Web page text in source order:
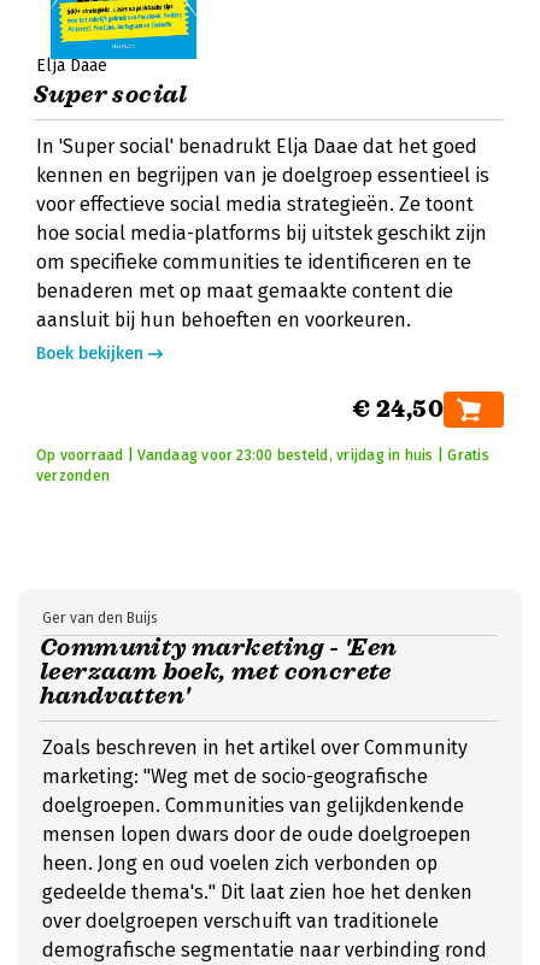
Elja Daae
Super social
In 'Super social' benadrukt Elja Daae dat het goed
kennen en begrijpen van je doelgroep essentieel is
voor effectieve social media strategieën. Ze toont
hoe social media-platforms bij uitstek geschikt zijn
om specifieke communities te identificeren en te
benaderen met op maat gemaakte content die
aansluit bij hun behoeften en voorkeuren.
Boek bekijken
€ 24,50
Op voorraad | Vandaag voor 23:00 besteld, vrijdag in huis | Gratis
verzonden
Community marketing - 'Een
leerzaam boek, met concrete
handvatten'
Ger van den Buijs
Zoals beschreven in het artikel over Community
marketing: "Weg met de socio-geografische
doelgroepen. Communities van gelijkdenkende
mensen lopen dwars door de oude doelgroepen
heen. Jong en oud voelen zich verbonden op
gedeelde thema's." Dit laat zien hoe het denken
over doelgroepen verschuift van traditionele
demografische segmentatie naar verbinding rond